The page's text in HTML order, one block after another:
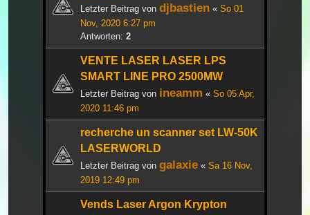
Letzter Beitrag von djbastien « So 01
Nov, 2020 6:27 pm
Antworten: 2
VENTE LASER LASER LPS
SMART LINE PRO 2500MW
Letzter Beitrag von ineamm « So 05 Apr,
2020 11:46 pm
recherche un scanner set LW-50K
LASERWORLD
Letzter Beitrag von galaxie « Sa 16 Nov,
2019 12:49 pm
Vends Laser Argon Krypton